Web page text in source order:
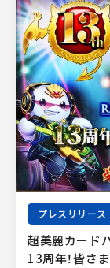
プレスリリース
超美麗カード
13周年！皆さ